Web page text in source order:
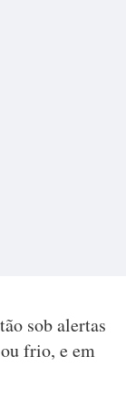
sob alertas
frio, e em